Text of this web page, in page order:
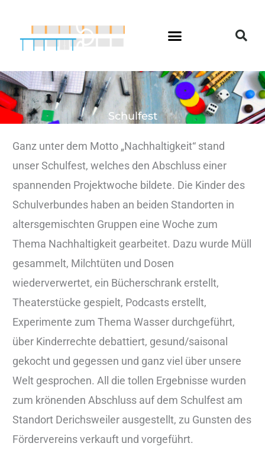
springen
Schulfest
Ganz unter dem Motto „Nachhaltigkeit“ stand
unser Schulfest, welches den Abschluss einer
spannenden Projektwoche bildete. Die Kinder des
Schulverbundes haben an beiden Standorten in
altersgemischten Gruppen eine Woche zum
Thema Nachhaltigkeit gearbeitet. Dazu wurde Müll
gesammelt, Milchtüten und Dosen
wiederverwertet, ein Bücherschrank erstellt,
Theaterstücke gespielt, Podcasts erstellt,
Experimente zum Thema Wasser durchgeführt,
über Kinderrechte debattiert, gesund/saisonal
gekocht und gegessen und ganz viel über unsere
Welt gesprochen. All die tollen Ergebnisse wurden
zum krönenden Abschluss auf dem Schulfest am
Standort Derichsweiler ausgestellt, zu Gunsten des
Fördervereins verkauft und vorgeführt.